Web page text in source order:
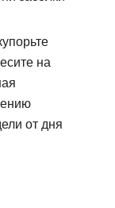
на
от дня